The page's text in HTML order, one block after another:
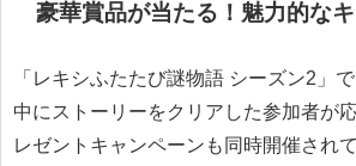
豪華賞品が当たる！魅力的な
「レキシふたたび謎物語 シーズン2」
中にストーリーをクリアした参加者が
レゼントキャンペーンも同時開催され